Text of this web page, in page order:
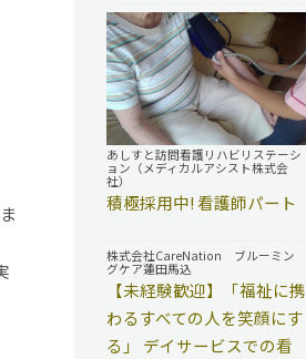
あしすと訪問看護リハビリステーシ
ョン（メディカルアシスト株式会
社）
積極採用中! 看護師パート
株式会社CareNation ブルーミン
グケア蓮田馬込
【未経験歓迎】「福祉に携
わるすべての人を笑顔にす
る」 デイサービスでの看